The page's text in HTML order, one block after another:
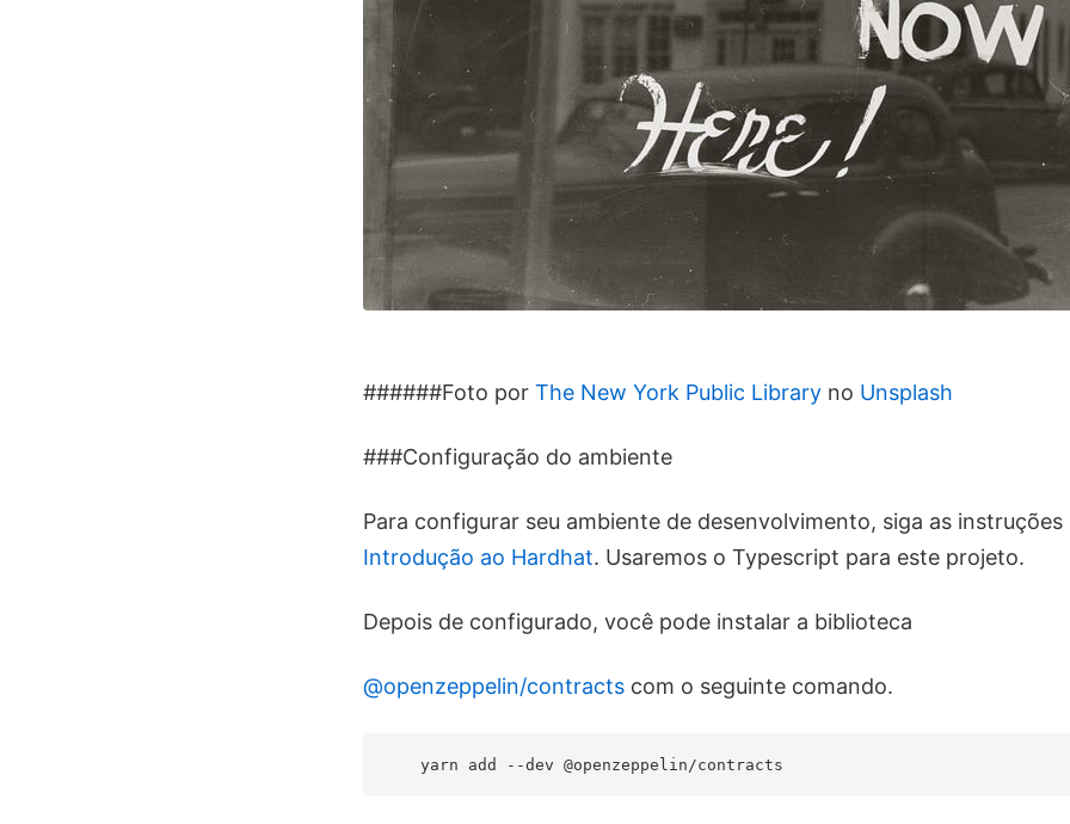
######Foto por The New York Public Library no Unsplash
###Configuração do ambiente
Para configurar seu ambiente de desenvolvimento, siga as
Introdução ao Hardhat. Usaremos o Typescript para este projeto.
Depois de configurado, você pode instalar a biblioteca
@openzeppelin/contracts com o seguinte comando.